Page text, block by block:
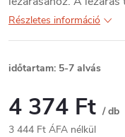
Részletes információ
időtartam: 5-7 alvás
4 374 Ft / db
3 444 Ft ÁFA nélkül